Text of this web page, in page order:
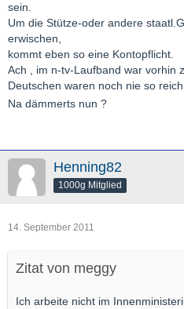
sein.
Um die Stütze-oder andere
erwischen,
kommt eben so eine Kontopflicht.
Ach , im n-tv-Laufband war vorhin
Deutschen waren noch nie so
Na dämmerts nun ?
Henning82
1000g Mitglied
14. September 2011
Zitat von meggy
Ich arbeite nicht im